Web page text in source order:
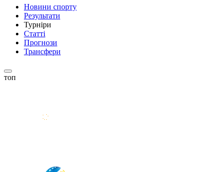
Новини спорту
Результати
Турніри
Статті
Прогнози
Трансфери
топ